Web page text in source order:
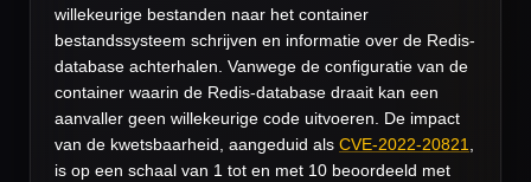
willekeurige bestanden naar het container
bestandssysteem schrijven en informatie over de Redis-
database achterhalen. Vanwege de configuratie van de
container waarin de Redis-database draait kan een
aanvaller geen willekeurige code uitvoeren. De impact
van de kwetsbaarheid, aangeduid als CVE-2022-20821
is op een schaal van 1 tot en met 10 beoordeeld met